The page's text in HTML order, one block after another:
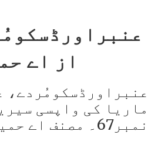
از اے
عنبراورڈسکومُردے،
ماریا کی واپسی
نمبر67۔ مصنف اے حمید